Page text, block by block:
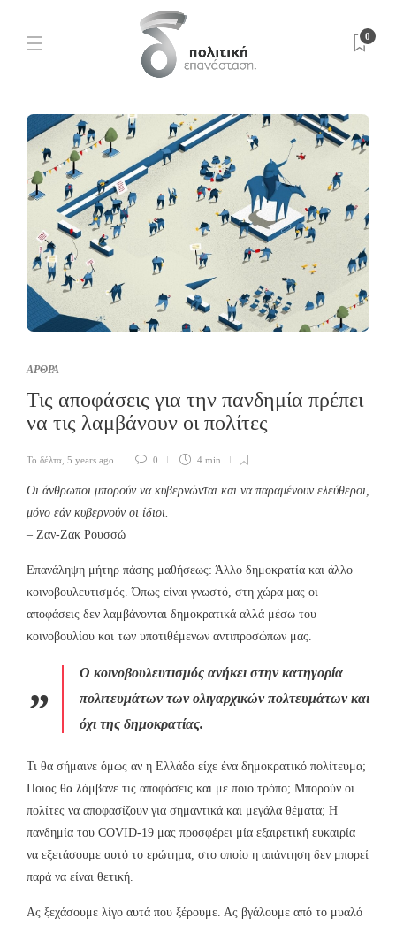
0
ΑΡΘΡΑ
Τις αποφάσεις για την πανδημία πρέπει
να τις λαμβάνουν οι πολίτες
Το δέλτα 5 years ago 0 4 min
Οι άνθρωποι μπορούν να κυβερνώνται και να παραμένουν ελεύθεροι,
μόνο εάν κυβερνούν οι ίδιοι.
– Ζαν-Ζακ Ρουσσώ
Επανάληψη μήτηρ πάσης μαθήσεως: Άλλο δημοκρατία και άλλο
κοινοβουλευτισμός. Όπως είναι γνωστό, στη χώρα μας οι
αποφάσεις δεν λαμβάνονται δημοκρατικά αλλά μέσω του
κοινοβουλίου και των υποτιθέμενων αντιπροσώπων μας.
Ο κοινοβουλευτισμός ανήκει στην κατηγορία
πολιτευμάτων των ολιγαρχικών πολτευμάτων και
όχι της δημοκρατίας.
Τι θα σήμαινε όμως αν η Ελλάδα είχε ένα δημοκρατικό πολίτευμα;
Ποιος θα λάμβανε τις αποφάσεις και με ποιο τρόπο; Μπορούν οι
πολίτες να αποφασίζουν για σημαντικά και μεγάλα θέματα; Η
πανδημία του COVID-19 μας προσφέρει μία εξαιρετική ευκαιρία
να εξετάσουμε αυτό το ερώτημα, στο οποίο η απάντηση δεν μπορεί
παρά να είναι θετική.
Ας ξεχάσουμε λίγο αυτά που ξέρουμε. Ας βγάλουμε από το μυαλό